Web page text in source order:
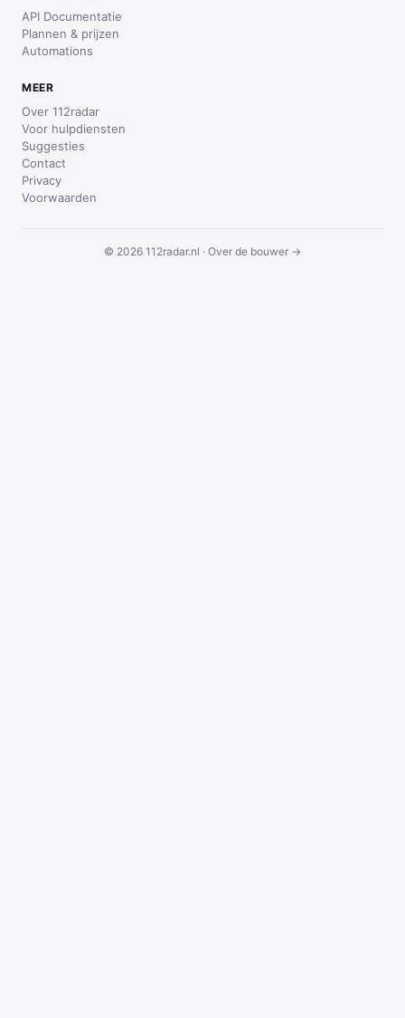
API Documentatie
Plannen & prijzen
Automations
MEER
Over 112radar
Voor hulpdiensten
Suggesties
Contact
Privacy
Voorwaarden
© 2026 112radar.nl · Over de bouwer →